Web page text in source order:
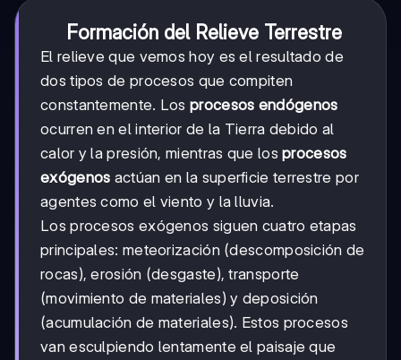
Formación del Relieve Terrestre
El relieve que vemos hoy es el resultado de
dos tipos de procesos que compiten
constantemente. Losprocesos endógenos
ocurren en el interior de la Tierra debido al
calor y la presión, mientras que losprocesos
exógenos actúan en la superficie terrestre por
agentes como el viento y la lluvia.
Los procesos exógenos siguen cuatro etapas
principales: meteorización (descomposición de
rocas), erosión (desgaste), transporte
(movimiento de materiales) y deposición
(acumulación de materiales). Estos procesos
van esculpiendo lentamente el paisaje que